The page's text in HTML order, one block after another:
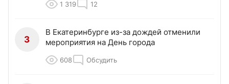
1 319 12
3
В Екатеринбурге из-за дождей отменили
мероприятия на День города
608 Обсудить